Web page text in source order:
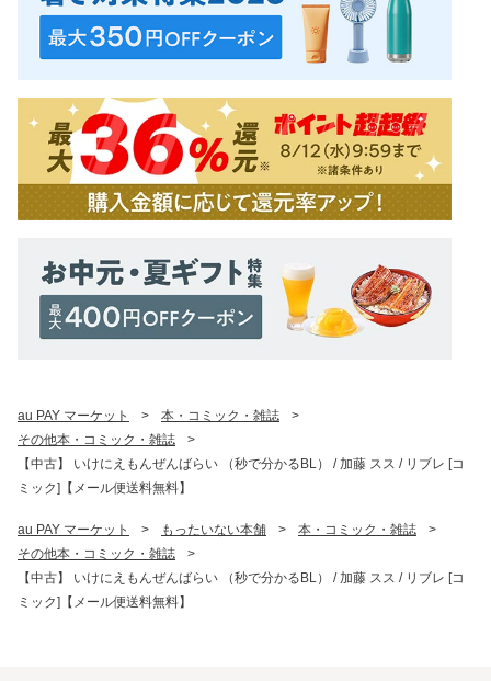
au PAY マーケット > 本・コミック・雑誌
>
その他本・コミック・雑誌
>
【中古】 いけにえもんぜんばらい （秒で分かるBL） / 加藤 スス / リブレ [コ
ミック]【メール便送料無料】
au PAY マーケット > もったいない本舗 > 本・コミック・雑誌
>
その他本・コミック・雑誌
>
【中古】 いけにえもんぜんばらい （秒で分かるBL） / 加藤 スス / リブレ [コ
ミック]【メール便送料無料】